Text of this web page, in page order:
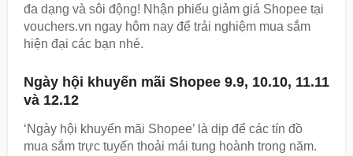
đa dạng và sôi động! Nhận phiếu giảm giá Shopee tại
vouchers.vn ngay hôm nay để trải nghiệm mua sắm
hiện đại các bạn nhé.
Ngày hội khuyến mãi Shopee 9.9, 10.10, 11.11
và 12.12
‘Ngày hội khuyến mãi Shopee’ là dịp để các tín đồ
mua sắm trực tuyến thoải mái tung hoành trong năm.